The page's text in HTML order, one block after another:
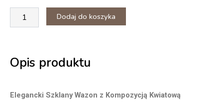
sztucznych
kwiatów
z
Dodaj do koszyka
Opis produktu
Elegancki Szklany Wazon z Kompozycją Kwiatową